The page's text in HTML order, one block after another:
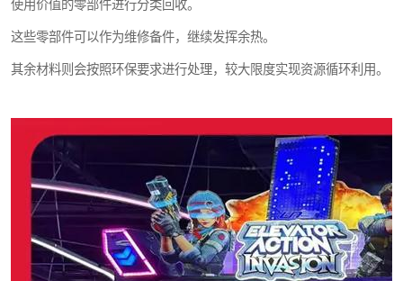
使用价值的零部件进行分类回收。
这些零部件可以作为维修备件，继续发挥余热。
其余材料则会按照环保要求进行处理，较大限度实现资源循环利用。